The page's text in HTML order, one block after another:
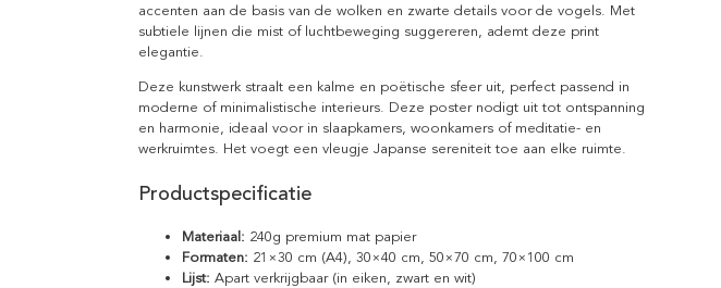
accenten aan de basis van de wolken en zwarte details voor de vogels. Met
subtiele lijnen die mist of luchtbeweging suggereren, ademt deze print
elegantie.
Deze kunstwerk straalt een kalme en poëtische sfeer uit, perfect passend in
moderne of minimalistische interieurs. Deze poster nodigt uit tot ontspanning
en harmonie, ideaal voor in slaapkamers, woonkamers of meditatie- en
werkruimtes. Het voegt een vleugje Japanse sereniteit toe aan elke ruimte.
Productspecificatie
Materiaal: 240g premium mat papier
Formaten: 21×30 cm (A4), 30×40 cm, 50×70 cm, 70×100 cm
Lijst: Apart verkrijgbaar (in eiken, zwart en wit)